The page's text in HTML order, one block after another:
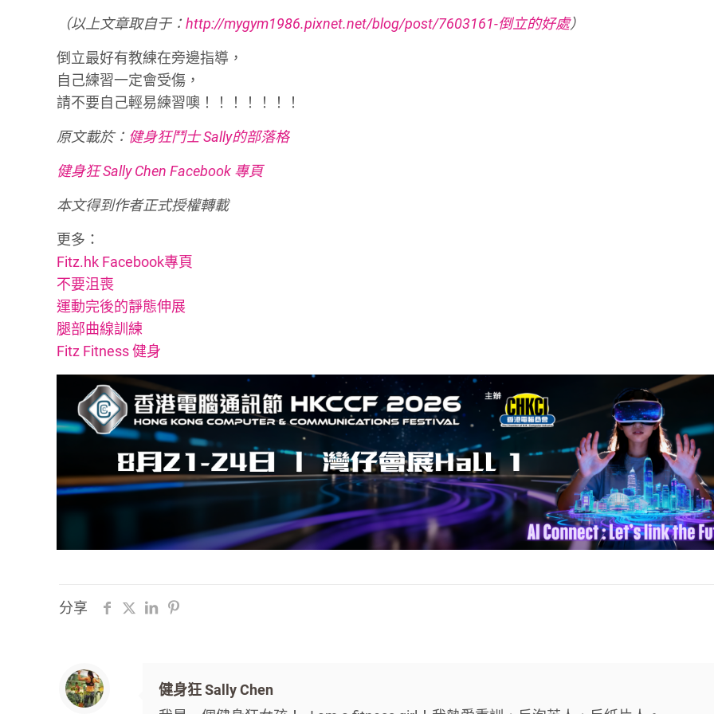
（以上文章取自于：http://mygym1986.pixnet.net/blog/post/7603161-倒立的好處）
倒立最好有教練在旁邊指導，
自己練習一定會受傷，
請不要自己輕易練習噢！！！！！！！
原文載於： 健身狂鬥士 Sally的部落格
健身狂 Sally Chen Facebook 專頁
本文得到作者正式授權轉載
更多：
Fitz.hk Facebook專頁
不要沮喪
運動完後的靜態伸展
腿部曲線訓練
Fitz Fitness 健身
分享
健身狂 Sally Chen